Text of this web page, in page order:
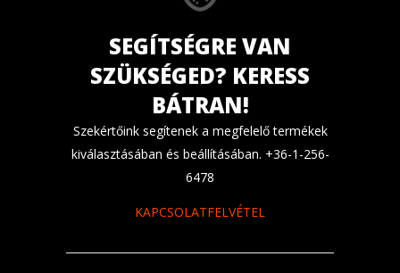
SEGÍTSÉGRE VAN
SZÜKSÉGED? KERESS
BÁTRAN!
Szekértőink segítenek a megfelelő termékek
kiválasztásában és beállításában. +36-1-256-
6478
KAPCSOLATFELVÉTEL